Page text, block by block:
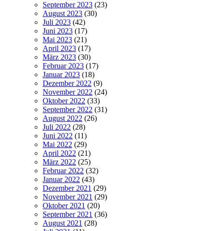
September 2023 (23)
August 2023 (30)
Juli 2023 (42)
Juni 2023 (17)
Mai 2023 (21)
April 2023 (17)
März 2023 (30)
Februar 2023 (17)
Januar 2023 (18)
Dezember 2022 (9)
November 2022 (24)
Oktober 2022 (33)
September 2022 (31)
August 2022 (26)
Juli 2022 (28)
Juni 2022 (11)
Mai 2022 (29)
April 2022 (21)
März 2022 (25)
Februar 2022 (32)
Januar 2022 (43)
Dezember 2021 (29)
November 2021 (29)
Oktober 2021 (20)
September 2021 (36)
August 2021 (28)